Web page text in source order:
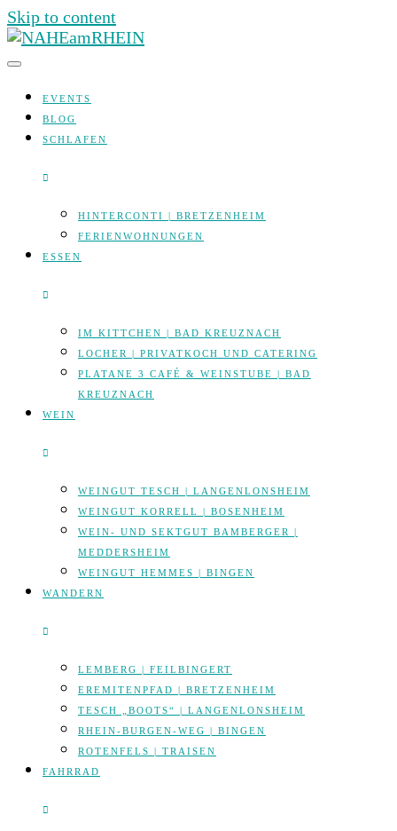
Skip to content
EVENTS
BLOG
SCHLAFEN
HINTERCONTI | BRETZENHEIM
FERIENWOHNUNGEN
ESSEN
IM KITTCHEN | BAD KREUZNACH
LOCHER | PRIVATKOCH UND CATERING
PLATANE 3 CAFÉ & WEINSTUBE | BAD
KREUZNACH
WEIN
WEINGUT TESCH | LANGENLONSHEIM
WEINGUT KORRELL | BOSENHEIM
WEIN- UND SEKTGUT BAMBERGER |
MEDDERSHEIM
WEINGUT HEMMES | BINGEN
WANDERN
LEMBERG | FEILBINGERT
EREMITENPFAD | BRETZENHEIM
TESCH „BOOTS“ | LANGENLONSHEIM
RHEIN-BURGEN-WEG | BINGEN
ROTENFELS | TRAISEN
FAHRRAD